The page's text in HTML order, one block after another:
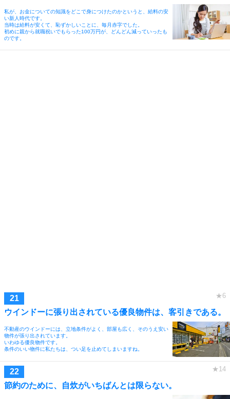
私が、お金についての知識をどこで身につけたのかというと、給料の安
い新人時代です。
当時は給料が安くて、恥ずかしいことに、毎月赤字でした。
初めに親から就職祝いでもらった100万円が、どんどん減っていったも
のです。
ウインドーに張り出されている優良物件は、客引きである。
不動産のウインドーには、立地条件がよく、部屋も広く、そのうえ安い
物件が張り出されています。
いわゆる優良物件です。
条件のいい物件に私たちは、つい足を止めてしまいますね。
節約のために、自炊がいちばんとは限らない。